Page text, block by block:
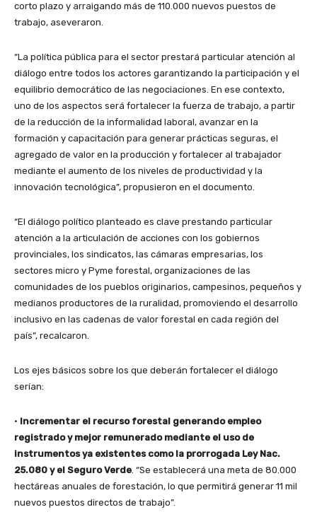
corto plazo y arraigando más de 110.000 nuevos puestos de
trabajo, aseveraron.
“La política pública para el sector prestará particular atención al
diálogo entre todos los actores garantizando la participación y el
equilibrio democrático de las negociaciones. En ese contexto,
uno de los aspectos será fortalecer la fuerza de trabajo, a partir
de la reducción de la informalidad laboral, avanzar en la
formación y capacitación para generar prácticas seguras, el
agregado de valor en la producción y fortalecer al trabajador
mediante el aumento de los niveles de productividad y la
innovación tecnológica”, propusieron en el documento.
“El diálogo político planteado es clave prestando particular
atención a la articulación de acciones con los gobiernos
provinciales, los sindicatos, las cámaras empresarias, los
sectores micro y Pyme forestal, organizaciones de las
comunidades de los pueblos originarios, campesinos, pequeños y
medianos productores de la ruralidad, promoviendo el desarrollo
inclusivo en las cadenas de valor forestal en cada región del
país”, recalcaron.
Los ejes básicos sobre los que deberán fortalecer el diálogo
serían:
• Incrementar el recurso forestal generando empleo
registrado y mejor remunerado mediante el uso de
instrumentos ya existentes como la prorrogada Ley Nac.
25.080 y el Seguro Verde. “Se establecerá una meta de 80.000
hectáreas anuales de forestación, lo que permitirá generar 11 mil
nuevos puestos directos de trabajo”.